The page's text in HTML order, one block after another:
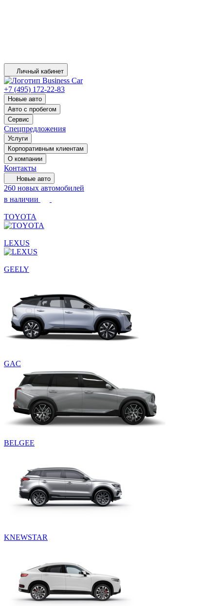
Личный кабинет
+7 (495) 172-22-83
Новые авто
Авто с пробегом
Сервис
Спецпредложения
Услуги
Корпоративным клиентам
О компании
Контакты
Новые авто
260 новых автомобилей
в наличии
TOYOTA
LEXUS
GEELY
GAC
BELGEE
KNEWSTAR